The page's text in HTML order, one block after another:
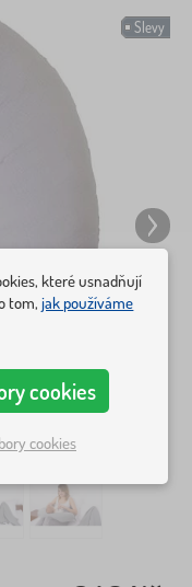
Slevy
které usnadňují
tom,jak používáme
cookies
cookies